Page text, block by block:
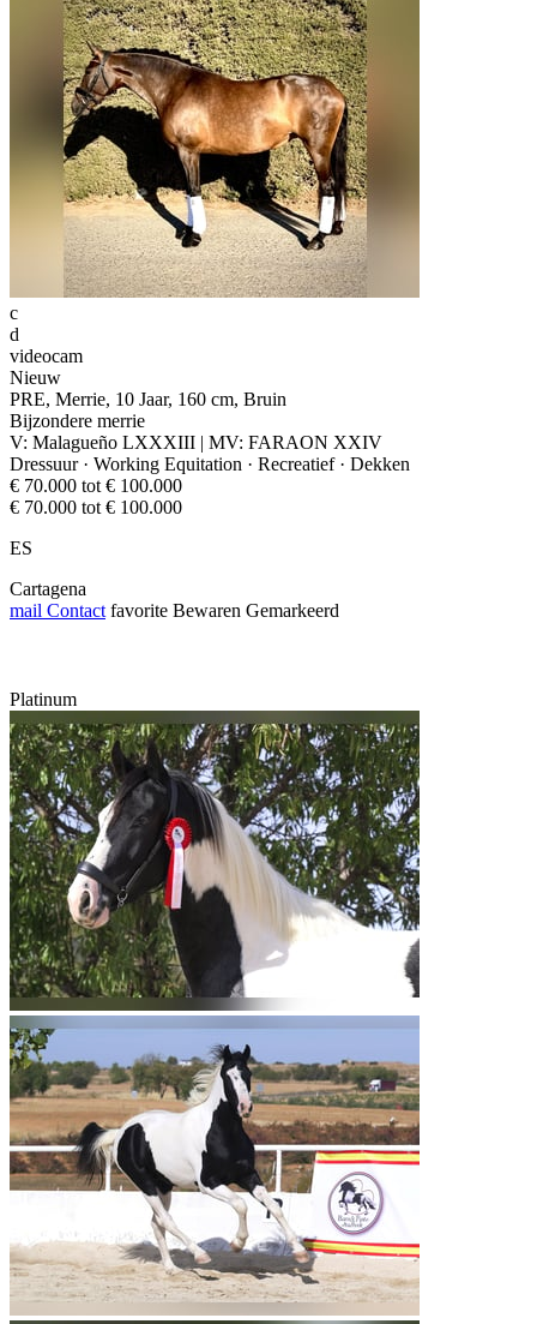
c
d
videocam
Nieuw
PRE, Merrie, 10 Jaar, 160 cm, Bruin
Bijzondere merrie
V: Malagueño LXXXIII | MV: FARAON XXIV
Dressuur · Working Equitation · Recreatief · Dekken
€ 70.000 tot € 100.000
€ 70.000 tot € 100.000
ES
Cartagena
mail Contact favorite Bewaren Gemarkeerd
Platinum